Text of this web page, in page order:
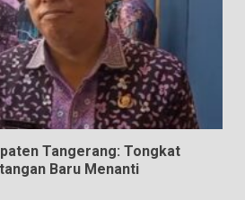
Tangerang: Tongkat
Baru Menanti